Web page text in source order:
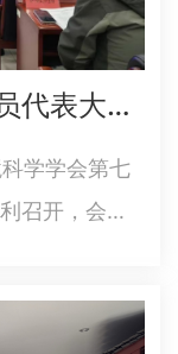
岳阳市环境科学学会：会员代表大会顺利召开 助力生态环保事业提质增效
学学会第七
召开，会议
展蓄
年度工作